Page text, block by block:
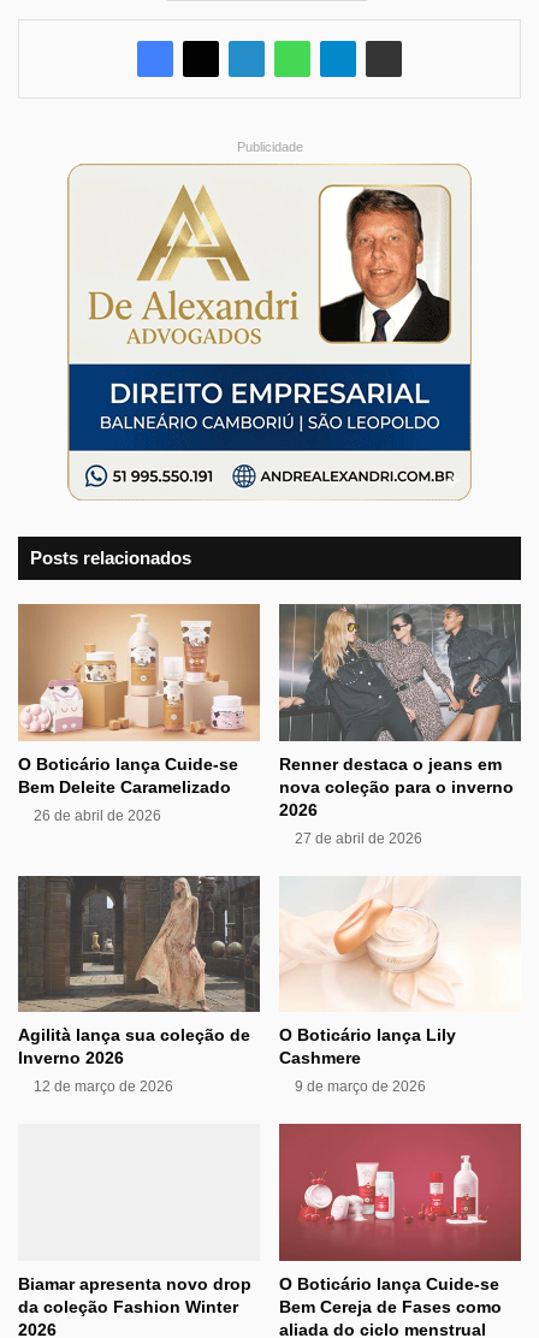
Publicidade
Posts relacionados
O Boticário lança Cuide-se
Bem Deleite Caramelizado
26 de abril de 2026
Renner destaca o jeans em
nova coleção para o inverno
2026
27 de abril de 2026
Agilità lança sua coleção de
Inverno 2026
12 de março de 2026
O Boticário lança Lily
Cashmere
9 de março de 2026
Biamar apresenta novo drop
da coleção Fashion Winter
2026
O Boticário lança Cuide-se
Bem Cereja de Fases como
aliada do ciclo menstrual